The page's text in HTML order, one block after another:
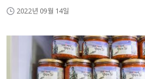
2022년 09월 14일